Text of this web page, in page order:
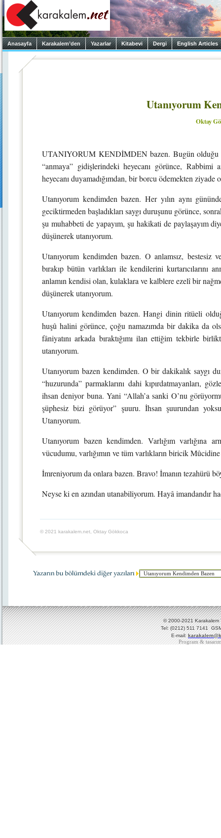
Anasayfa Karakalem’den Yazarlar Kitabevi Dergi English Articles
Utanıyorum
Oktay
UTANIYORUM KENDİMDEN bazen. Bugün olduğu
“anmaya” gidişlerindeki heyecanı görünce,
heyecanı duyamadığımdan, bir borcu ödemekten ziyade
Utanıyorum kendimden bazen. Her yılın aynı
geciktirmeden başladıkları saygı duruşunu görünce,
şu muhabbeti de yapayım, şu hakikati de paylaşayım
düşünerek utanıyorum.
Utanıyorum kendimden bazen. O anlamsız,
bırakıp bütün varlıkları ile kendilerini kurtarıcılarını
anlamın kendisi olan, kulaklara ve kalblere ezelî bir
düşünerek utanıyorum.
Utanıyorum kendimden bazen. Hangi dinin ritüeli
huşû halini görünce, çoğu namazımda bir dakika da
fâniyatını arkada bıraktığımı ilan ettiğim tekbirle
utanıyorum.
Utanıyorum bazen kendimden. O bir dakikalık saygı
“huzurunda” parmaklarını dahi kıpırdatmayanları,
ihsan deniyor buna. Yani “Allah’a sanki O’nu
şüphesiz bizi görüyor” şuuru. İhsan şuurundan
Utanıyorum.
Utanıyorum bazen kendimden. Varlığım varlığına
vücudumu, varlığımın ve tüm varlıkların biricik
İmreniyorum da onlara bazen. Bravo! İmanın tezahürü
Neyse ki en azından utanabiliyorum. Hayâ imandandır
© 2021 karakalem.net, Oktay Gökkoca
© 2000-2021 Karakalem
Tel: (0212) 511 7141
E-mail:
Program &